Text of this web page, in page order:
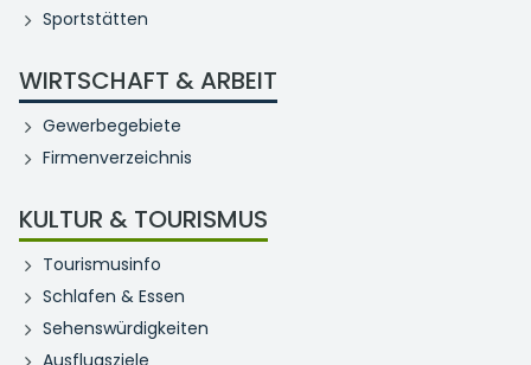
Sportstätten
WIRTSCHAFT & ARBEIT
Gewerbegebiete
Firmenverzeichnis
KULTUR & TOURISMUS
Tourismusinfo
Schlafen & Essen
Sehenswürdigkeiten
Ausflugsziele